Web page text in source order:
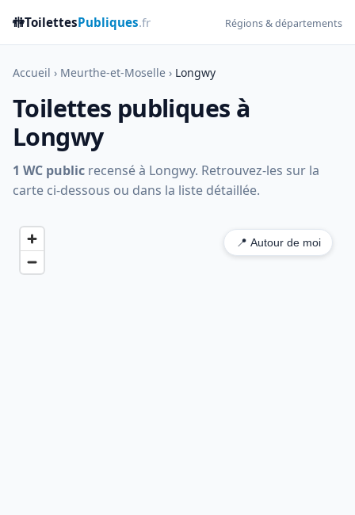
🚻ToilettesPubliques.fr Régions & départements
Accueil › Meurthe-et-Moselle › Longwy
Toilettes publiques à
Longwy
1 WC public recensé à Longwy. Retrouvez-les sur la
carte ci-dessous ou dans la liste détaillée.
📍 Autour de moi